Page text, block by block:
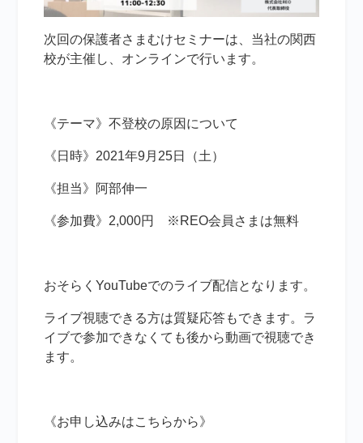
次回の保護者さまむけセミナーは、当社の関西
校が主催し、オンラインで行います。
《テーマ》不登校の原因について
《日時》2021年9月25日（土）
《担当》阿部伸一
《参加費》2,000円 ※REO会員さまは無料
おそらくYouTubeでのライブ配信となります。
ライブ視聴できる方は質疑応答もできます。ラ
イブで参加できなくても後から動画で視聴でき
ます。
《お申し込みはこちらから》